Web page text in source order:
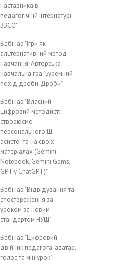
наставника в
педагогічній інтернатурі
ЗЗСО"
Вебінар "Ігри як
альтернативний метод
навчання. Авторська
навчальна гра "Буремний
похід дроби. Дроби"
Вебінар "Власний
цифровий методист:
створюємо
персонального ШІ-
асистента на своїх
матеріалах (Gemini
Notebook, Gemini Gems,
GPT у ChatGPT)"
Вебінар "Відвідування та
спостереження за
уроком за новим
стандартом НУШ"
Вебінар "Цифровий
двійник педагога: аватар,
голос та мініурок"